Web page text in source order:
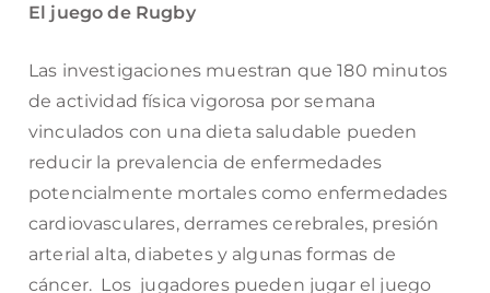
El juego de Rugby
Las investigaciones muestran que 180 minutos
de actividad física vigorosa por semana
vinculados con una dieta saludable pueden
reducir la prevalencia de enfermedades
potencialmente mortales como enfermedades
cardiovasculares, derrames cerebrales, presión
arterial alta, diabetes y algunas formas de
cáncer. Los jugadores pueden jugar el juego